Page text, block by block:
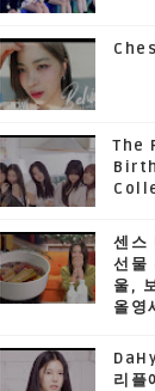
The
센스
선물
울,
올영
리플